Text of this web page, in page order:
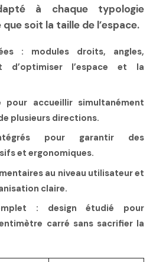
à chaque typologie
soit la taille de l’espace.
: modules droits, angles,
d’optimiser l’espace et la
pour accueillir simultanément
plusieurs directions.
pour garantir des
et ergonomiques.
au niveau utilisateur et
claire.
: design étudié pour
carré sans sacrifier la